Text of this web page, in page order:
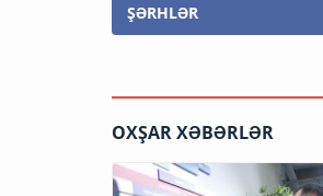
ŞƏRHLƏR
OXŞAR XƏBƏRLƏR